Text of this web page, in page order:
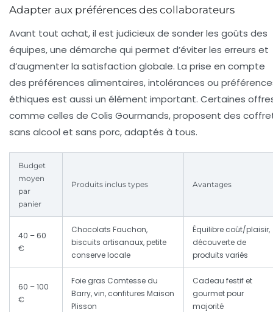
Adapter aux préférences des collaborateurs
Avant tout achat, il est judicieux de sonder les goûts des
équipes, une démarche qui permet d’éviter les erreurs et
d’augmenter la satisfaction globale. La prise en compte
des préférences alimentaires, intolérances ou
éthiques est aussi un élément important. Certaines
comme celles de Colis Gourmands, proposent des
sans alcool et sans porc, adaptés à tous.
Budget
moyen
par
panier
Produits inclus types Avantages
40 – 60
€
Chocolats Fauchon,
biscuits artisanaux, petite
conserve locale
Équilibre coût/plaisir,
découverte de
produits variés
60 – 100
€
Foie gras Comtesse du
Barry, vin, confitures Maison
Plisson
Cadeau festif et
gourmet pour
majorité